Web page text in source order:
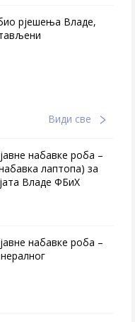
рјешења Владе,
Види све
набавке роба –
лаптопа) за
Владе ФБиХ
набавке роба –